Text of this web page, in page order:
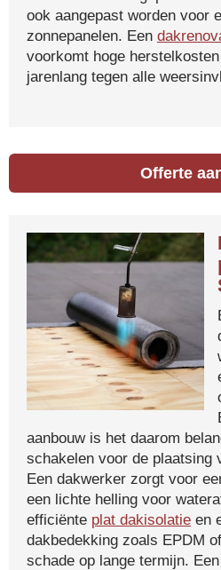
ook aangepast worden voor
zonnepanelen. Een
voorkomt hoge
jarenlang tegen alle
Offerte
aanbouw is het daarom
schakelen voor de plaatsing
Een dakwerker zorgt voor
een lichte helling voor
efficiënte plat dakisolatie en
dakbedekking zoals EPDM of
schade op lange termijn.